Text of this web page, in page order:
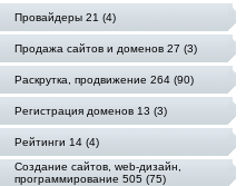
Провайдеры 21 (4)
Продажа сайтов и доменов 27 (3)
Раскрутка, продвижение 264 (90)
Регистрация доменов 13 (3)
Рейтинги 14 (4)
Создание сайтов, web-дизайн,
программирование 505 (75)